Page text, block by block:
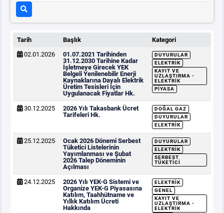
Tarih Başlık
Kategori
02.01.2026
01.07.2021 Tarihinden
31.12.2030 Tarihine Kadar
İşletmeye Girecek YEK
Belgeli Yenilenebilir Enerji
Kaynaklarına Dayalı Elektrik
Üretim Tesisleri İçin
Uygulanacak Fiyatlar Hk.
DUYURULAR
ELEKTRIK
KAYIT VE
UZLAŞTIRMA -
ELEKTRIK
PIYASA
30.12.2025
2026 Yılı Takasbank Ücret
Tarifeleri Hk.
DOĞAL GAZ
DUYURULAR
ELEKTRIK
25.12.2025
Ocak 2026 Dönemi Serbest
Tüketici Listelerinin
Yayımlanması ve Şubat
2026 Talep Döneminin
Açılması
DUYURULAR
ELEKTRIK
SERBEST
TÜKETICI
24.12.2025
2026 Yılı YEK-G Sistemi ve
Organize YEK-G Piyasasına
Katılım, Taahhütname ve
Yıllık Katılım Ücreti
Hakkında
ELEKTRIK
GENEL
KAYIT VE
UZLAŞTIRMA -
ELEKTRIK